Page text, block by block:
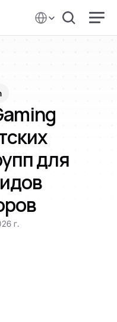
для
г.